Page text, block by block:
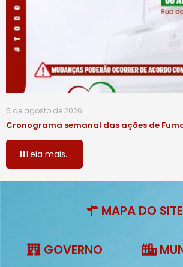
5 de agosto de 2026
Cronograma semanal das ações de
Leia mais...
MAPA DO SITE
GOVERNO